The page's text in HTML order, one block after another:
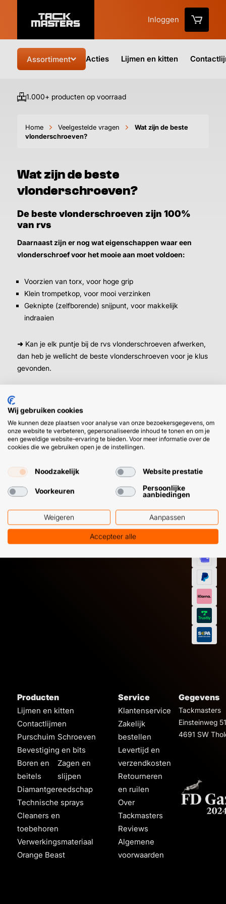
Inloggen
Assortiment Acties Lijmen en kitten
1.000+ producten op voorraad
Home Veelgestelde vragen
Wat zijn de beste
vlonderschroeven?
Wat zijn de beste
vlonderschroeven?
De beste vlonderschroeven zijn 100%
van rvs
Daarnaast zijn er nog wat eigenschappen waar een
vlonderschroef voor het mooie aan moet voldoen:
Voorzien van torx, voor hoge grip
Klein trompetkop, voor mooi verzinken
Geknipte (zelfborende) snijpunt, voor makkelijk
indraaien
➜ Kan je elk puntje bij de rvs vlonderschroeven afwerken,
dan heb je wellicht de beste vlonderschroeven voor je klus
gevonden.
HULP OF ADVIES NODIG?
+31 (0) 85 303
+31 (0) 6 11
12 09 51
Producten
Lijmen en kitten
Contactlijmen
Purschuim Schroeven
Bevestiging en bits
Boren en
beitels
Zagen en
slijpen
Diamantgereedschap
Technische sprays
Cleaners en
toebehoren
Verwerkingsmateriaal
Orange Beast
Service
Klantenservice
Zakelijk
bestellen
Levertijd en
verzendkosten
Retourneren
en ruilen
Over
Tackmasters
Reviews
Algemene
voorwaarden
Gegevens
Tackmasters
Einsteinweg 51
4691 SW
Wij gebruiken cookies
We kunnen deze plaatsen voor analyse van onze bezoekersgegevens, om
onze website te verbeteren, gepersonaliseerde inhoud te tonen en om je
een geweldige website-ervaring te bieden. Voor meer informatie over de
cookies die we gebruiken open je de instellingen.
Noodzakelijk Website prestatie
Voorkeuren
Persoonlijke
aanbiedingen
Weigeren Aanpassen
Accepteer alle